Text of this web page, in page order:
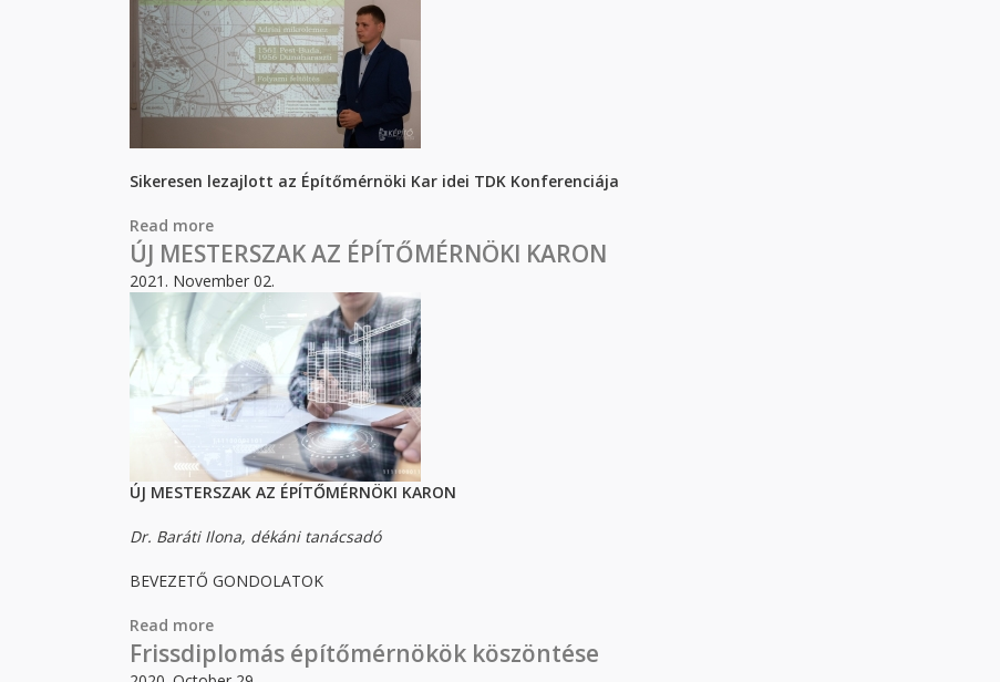
Sikeresen lezajlott az Építőmérnöki Kar idei TDK Konferenciája
Read more
ÚJ MESTERSZAK AZ ÉPÍTŐMÉRNÖKI KARON
2021. November 02.
ÚJ MESTERSZAK AZ ÉPÍTŐMÉRNÖKI KARON
Dr. Baráti Ilona, dékáni tanácsadó
BEVEZETŐ GONDOLATOK
Read more
Frissdiplomás építőmérnökök köszöntése